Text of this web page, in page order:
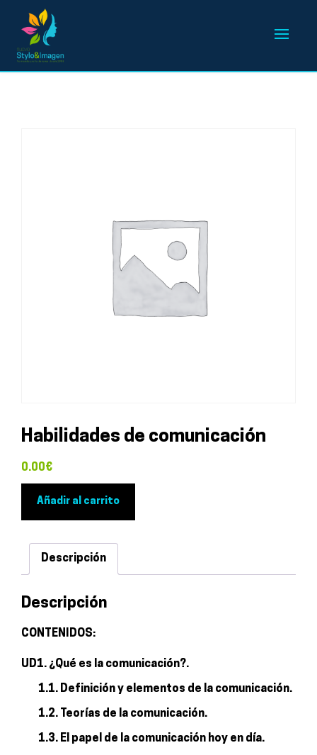
Habilidades de comunicación
0.00€
Añadir al carrito
Descripción
Descripción
CONTENIDOS:
UD1. ¿Qué es la comunicación?.
1.1. Definición y elementos de la comunicación.
1.2. Teorías de la comunicación.
1.3. El papel de la comunicación hoy en día.